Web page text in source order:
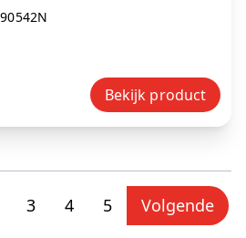
Bekijk product
pagina
Pagina
3 Pagina
4 Pagina
5 Volgende